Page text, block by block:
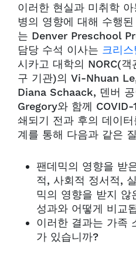
이러한 현실과 미취학
병의 영향에 대해 수행
는 Denver Preschool
담당 수석 이사는 크리
시카고 대학의 NORC(
구 기관)의 Vi-Nhuan
Diana Schaack, 덴버
Gregory와 함께
쇄되기 전과 후의 데이
계를 통해 다음과 같은
팬데믹의 영향을 받
적, 사회적 정서적,
믹의 영향을 받지
성과와 어떻게 비교
이러한 결과는 가족
가 있습니까?